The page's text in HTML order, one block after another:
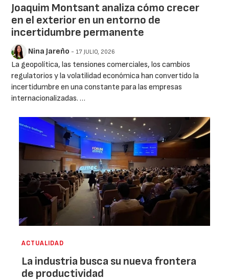
Joaquim Montsant analiza cómo crecer
en el exterior en un entorno de
incertidumbre permanente
Nina Jareño - 17 JULIO, 2026
La geopolítica, las tensiones comerciales, los cambios
regulatorios y la volatilidad económica han convertido la
incertidumbre en una constante para las empresas
internacionalizadas. …
ACTUALIDAD
La industria busca su nueva frontera
de productividad